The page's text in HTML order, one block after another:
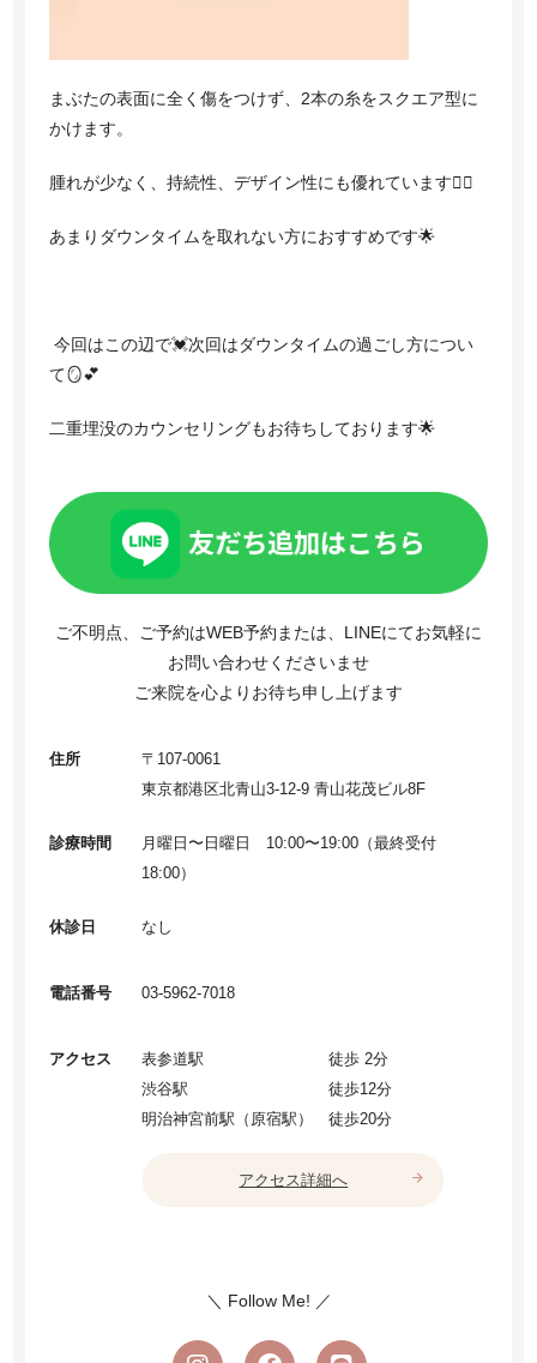
まぶたの表面に全く傷をつけず、2本の糸をスクエア型に
かけます。
腫れが少なく、持続性、デザイン性にも優れています🙆‍♀️
あまりダウンタイムを取れない方におすすめです🌟
今回はこの辺で💓次回はダウンタイムの過ごし方につい
て🪞💕
二重埋没のカウンセリングもお待ちしております🌟
ご不明点、ご予約はWEB予約または、LINEにてお気軽に
お問い合わせくださいませ
ご来院を心よりお待ち申し上げます
住所
〒107-0061
東京都港区北青山3-12-9 青山花茂ビル8F
診療時間
月曜日〜日曜日 10:00〜19:00（最終受付
18:00）
休診日 なし
電話番号 03-5962-7018
アクセス 表参道駅
徒歩 2分
渋谷駅
徒歩12分
明治神宮前駅（原宿駅）
徒歩20分
アクセス詳細へ arrow_forward
＼ Follow Me! ／